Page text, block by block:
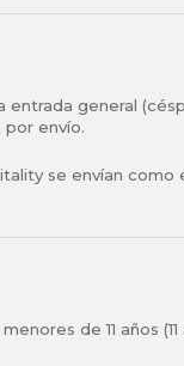
entrada general
por envío.
se envían como
de 11 años